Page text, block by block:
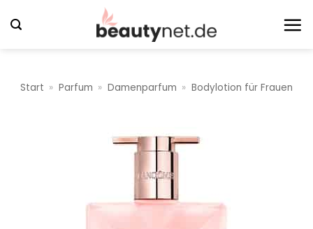
Inhalt
Start » Parfum » Damenparfum » Bodylotion für Frauen